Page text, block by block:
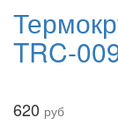
TRC-
620 руб